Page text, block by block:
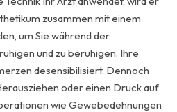
zusammen mit einem
um Sie während der
und zu beruhigen. Ihre
desensibilisiert. Dennoch
oder einen Druck auf
wie Gewebedehnungen